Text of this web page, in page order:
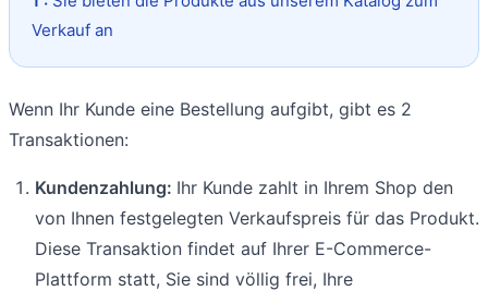
Verkauf an
Wenn Ihr Kunde eine Bestellung aufgibt, gibt es 2
Transaktionen:
Kundenzahlung: Ihr Kunde zahlt in Ihrem Shop den
von Ihnen festgelegten Verkaufspreis für das Produkt.
Diese Transaktion findet auf Ihrer E-Commerce-
Plattform statt, Sie sind völlig frei, Ihre